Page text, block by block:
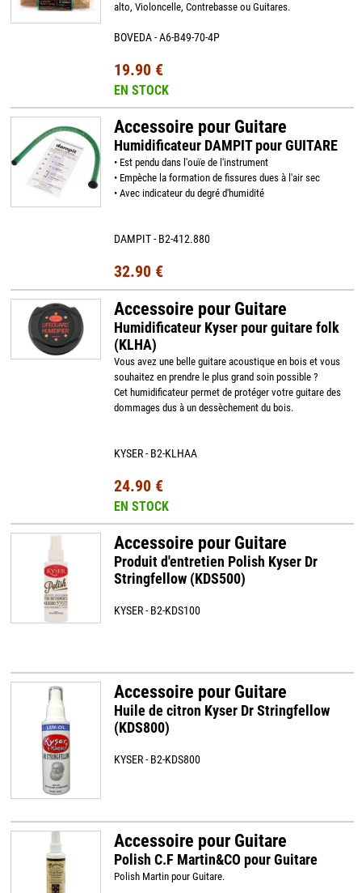
alto, Violoncelle, Contrebasse ou Guitares.
BOVEDA - A6-B49-70-4P
19.90 €
EN STOCK
Accessoire pour Guitare
Humidificateur DAMPIT pour GUITARE
• Est pendu dans l'ouïe de l'instrument
• Empèche la formation de fissures dues à l'air sec
• Avec indicateur du degré d'humidité
DAMPIT - B2-412.880
32.90 €
Accessoire pour Guitare
Humidificateur Kyser pour guitare folk
(KLHA)
Vous avez une belle guitare acoustique en bois et vous
souhaitez en prendre le plus grand soin possible ?
Cet humidificateur permet de protéger votre guitare des
dommages dus à un dessèchement du bois.
KYSER - B2-KLHAA
24.90 €
EN STOCK
Accessoire pour Guitare
Produit d'entretien Polish Kyser Dr
Stringfellow (KDS500)
KYSER - B2-KDS100
Accessoire pour Guitare
Huile de citron Kyser Dr Stringfellow
(KDS800)
KYSER - B2-KDS800
Accessoire pour Guitare
Polish C.F Martin&CO pour Guitare
Polish Martin pour Guitare.